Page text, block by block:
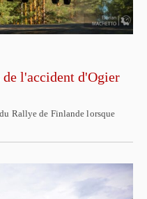
de l'accident d'Ogier
Rallye de Finlande lorsque